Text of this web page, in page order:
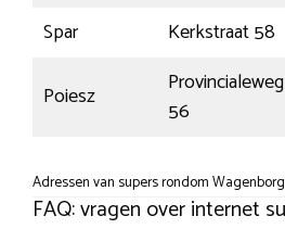
Spar
Kerkstraat 58
Poiesz
Provincialeweg
56
Adressen van supers rondom
FAQ: vragen over internet